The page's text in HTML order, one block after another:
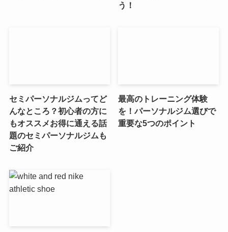
う！
セミパーソナルジムってど
んなところ？初心者の方に
もオススメお得に通える話
題のセミパーソナルジムも
ご紹介
最高のトレーニング体験
を！パーソナルジム選びで
重要な5つのポイント